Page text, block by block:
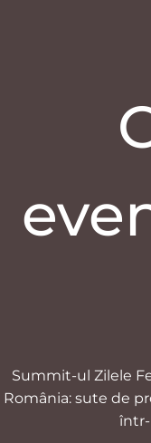
Summit-ul Zilele
România: sute de
într-